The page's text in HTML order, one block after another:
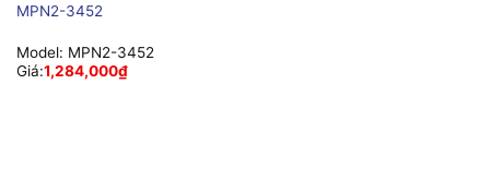
MPN2-3452
Model: MPN2-3452
Giá:1,284,000₫